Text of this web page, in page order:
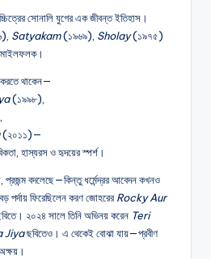
সোনালি যুগের এক জীবন্ত ইতিহাস।
Satyakam(১৯৬৯), Sholay(১৯৭৫)
মাইলফলক।
করতে থাকেন—
(১৯৯৮),
(২০১১)—
হাস্যরস ও হৃদয়ের স্পর্শ।
প্রজন্ম বদলেছে—কিন্তু ধর্মেন্দ্রর আবেদন কখনও
পর্দায় ফিরেছিলেন করণ জোহরের Rocky Aur
২০২৪ সালে তিনি অভিনয় করেন Teri
Jiyaছবিতেও। এ থেকেই বোঝা যায়—প্রবীণ